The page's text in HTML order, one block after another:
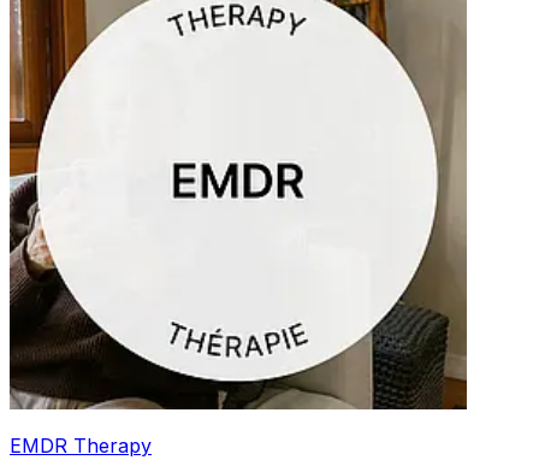
EMDR Therapy